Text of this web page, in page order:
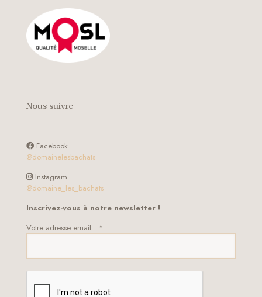
Nous suivre
Facebook
@domainelesbachats
Instagram
@domaine_les_bachats
Inscrivez-vous à notre newsletter !
Votre adresse email : *